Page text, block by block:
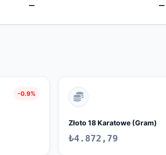
— —
-0.9%
Złoto 18 Karatowe (Gram)
₺4.872,79